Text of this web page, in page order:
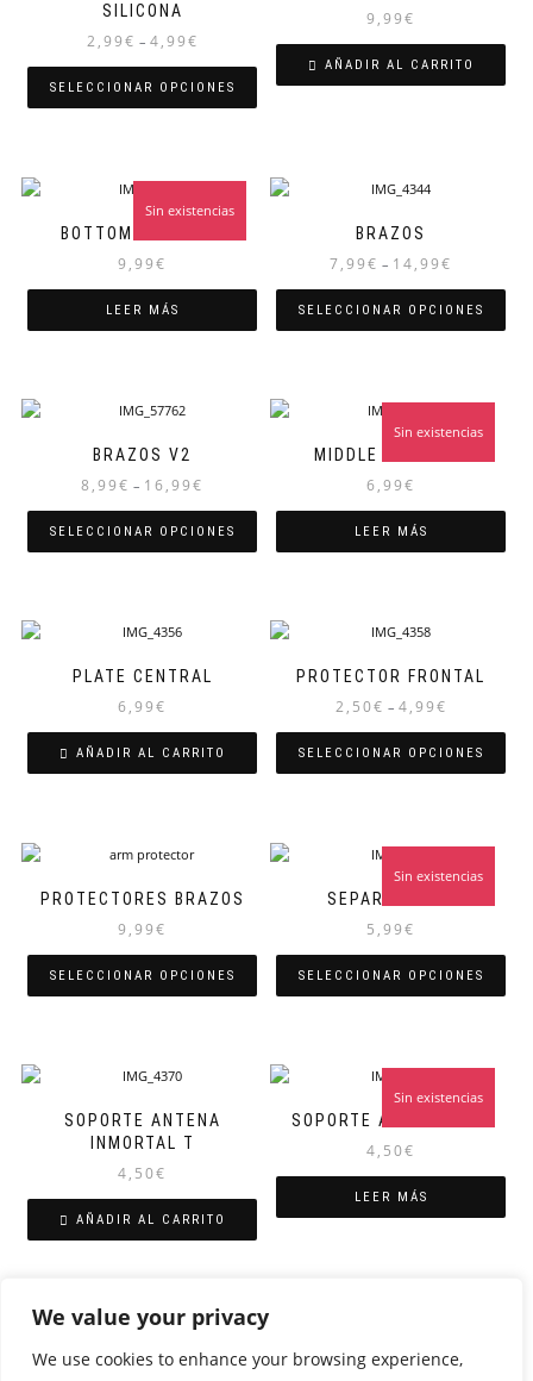
We value your privacy
We use cookies to enhance your browsing experience,
SILICONA
2,99€ – 4,99€
SELECCIONAR OPCIONES
9,99€
AÑADIR AL CARRITO
BOTTOM PLATE HD
9,99€
Sin existencias
LEER MÁS
BRAZOS
7,99€ – 14,99€
SELECCIONAR OPCIONES
BRAZOS V2
8,99€ – 16,99€
SELECCIONAR OPCIONES
MIDDLE PLATE HD
6,99€
Sin existencias
LEER MÁS
PLATE CENTRAL
6,99€
AÑADIR AL CARRITO
PROTECTOR FRONTAL
2,50€ – 4,99€
SELECCIONAR OPCIONES
PROTECTORES BRAZOS
9,99€
SELECCIONAR OPCIONES
SEPARADORES
5,99€
Sin existencias
SELECCIONAR OPCIONES
SOPORTE ANTENA
INMORTAL T
4,50€
AÑADIR AL CARRITO
SOPORTE ANTENA VTX
4,50€
Sin existencias
LEER MÁS